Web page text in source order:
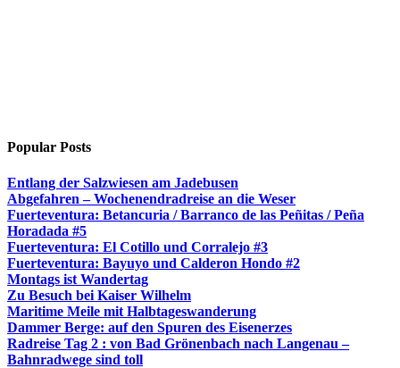
Popular Posts
Entlang der Salzwiesen am Jadebusen
Abgefahren – Wochenendradreise an die Weser
Fuerteventura: Betancuria / Barranco de las Peñitas / Peña
Horadada #5
Fuerteventura: El Cotillo und Corralejo #3
Fuerteventura: Bayuyo und Calderon Hondo #2
Montags ist Wandertag
Zu Besuch bei Kaiser Wilhelm
Maritime Meile mit Halbtageswanderung
Dammer Berge: auf den Spuren des Eisenerzes
Radreise Tag 2 : von Bad Grönenbach nach Langenau –
Bahnradwege sind toll